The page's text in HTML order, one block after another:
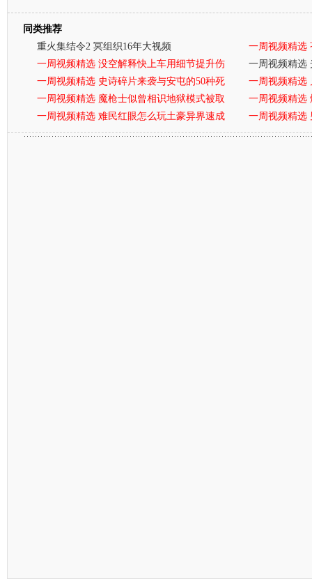
同类推荐
重火集结令2 冥组织16年大视频
一周视频精选
一周视频精选 没空解释快上车用细节提升伤
一周视频精选
一周视频精选 史诗碎片来袭与安屯的50种死
一周视频精选
一周视频精选 魔枪士似曾相识地狱模式被取
一周视频精选
一周视频精选 难民红眼怎么玩土豪异界速成
一周视频精选